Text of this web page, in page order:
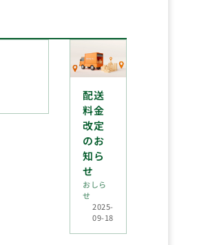
配送
料金
改定
のお
知ら
せ
おしら
せ
2025-
09-18